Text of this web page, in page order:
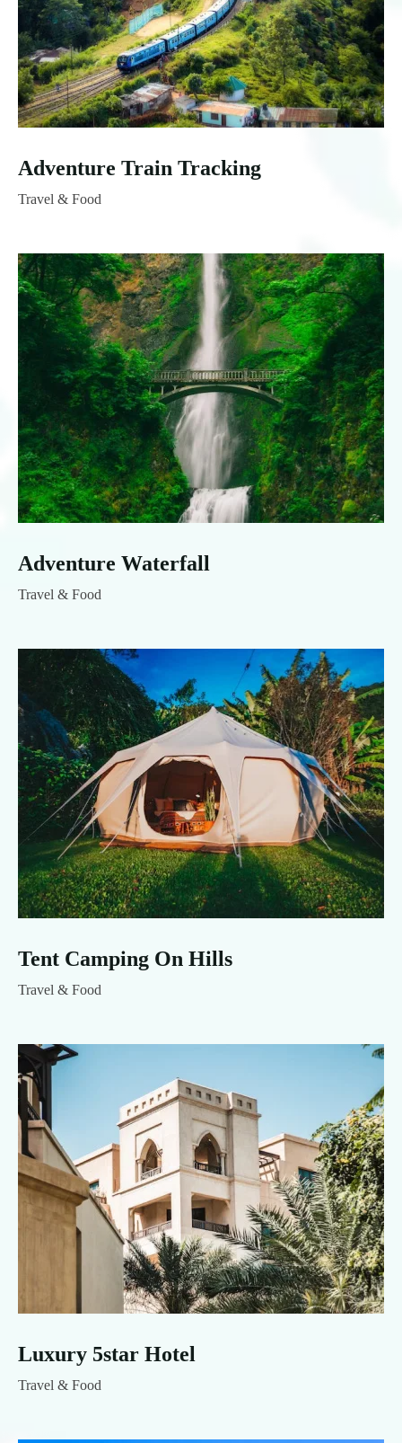
Adventure Train Tracking
Travel & Food
Adventure Waterfall
Travel & Food
Tent Camping On Hills
Travel & Food
Luxury 5star Hotel
Travel & Food